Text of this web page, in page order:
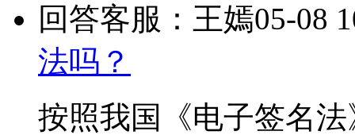
回答客服：王嫣05-08
法吗？
按照我国《电子签名